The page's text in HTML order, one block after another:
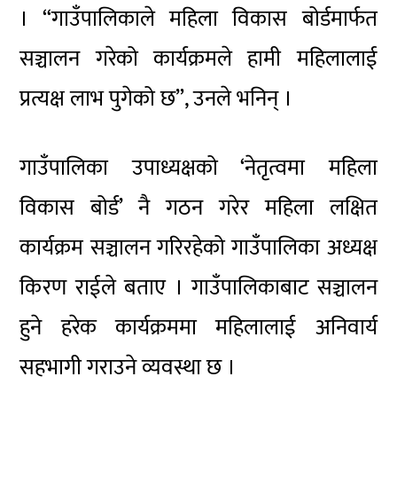
। “गाउँपालिकाले महिला विकास बोर्डमार्फत
सञ्चालन गरेको कार्यक्रमले हामी महिलालाई
प्रत्यक्ष लाभ पुगेको छ”, उनले भनिन् ।
गाउँपालिका उपाध्यक्षको ‘नेतृत्वमा महिला
विकास बोर्ड’ नै गठन गरेर महिला लक्षित
कार्यक्रम सञ्चालन गरिरहेको गाउँपालिका अध्यक्ष
किरण राईले बताए । गाउँपालिकाबाट सञ्चालन
हुने हरेक कार्यक्रममा महिलालाई अनिवार्य
सहभागी गराउने व्यवस्था छ ।